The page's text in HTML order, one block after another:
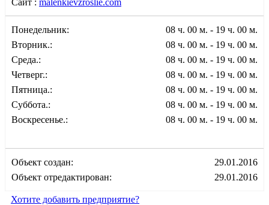
Понедельник:
08 ч. 00 м. - 19 ч. 00 м.
Вторник.:
08 ч. 00 м. - 19 ч. 00 м.
Среда.:
08 ч. 00 м. - 19 ч. 00 м.
Четверг.:
08 ч. 00 м. - 19 ч. 00 м.
Пятница.:
08 ч. 00 м. - 19 ч. 00 м.
Суббота.:
08 ч. 00 м. - 19 ч. 00 м.
Воскресенье.:
08 ч. 00 м. - 19 ч. 00 м.
Объект создан:
29.01.2016
Объект отредактирован:
29.01.2016
Хотите добавить предприятие?